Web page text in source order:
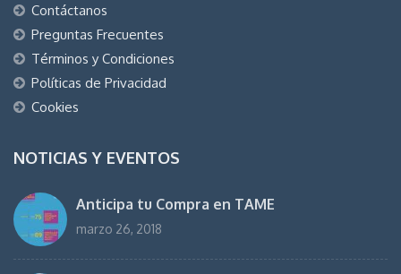
Contáctanos
Preguntas Frecuentes
Términos y Condiciones
Políticas de Privacidad
Cookies
NOTICIAS Y EVENTOS
Anticipa tu Compra en TAME
marzo 26, 2018